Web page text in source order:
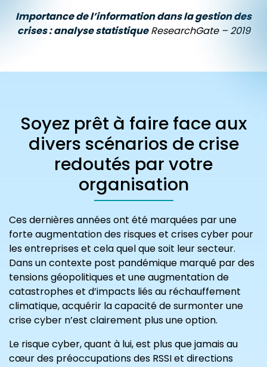
Importance de l’information dans la gestion des
crises : analyse statistiqueResearchGate – 2019
Soyez prêt à faire face aux
divers scénarios de crise
redoutés par votre
organisation
Ces dernières années ont été marquées par une
forte augmentation des risques et crises cyber pour
les entreprises et cela quel que soit leur secteur.
Dans un contexte post pandémique marqué par des
tensions géopolitiques et une augmentation de
catastrophes et d’impacts liés au réchauffement
climatique, acquérir la capacité de surmonter une
crise cyber n’est clairement plus une option.
Le risque cyber, quant à lui, est plus que jamais au
cœur des préoccupations des RSSI et directions